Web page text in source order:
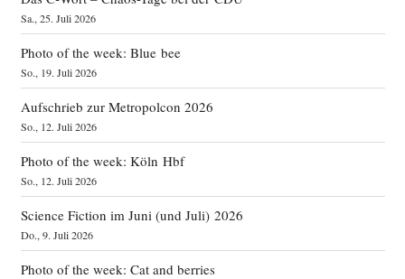
Sa., 25. Juli 2026
Photo of the week: Blue bee
So., 19. Juli 2026
Aufschrieb zur Metropolcon 2026
So., 12. Juli 2026
Photo of the week: Köln Hbf
So., 12. Juli 2026
Science Fiction im Juni (und Juli) 2026
Do., 9. Juli 2026
Photo of the week: Cat and berries